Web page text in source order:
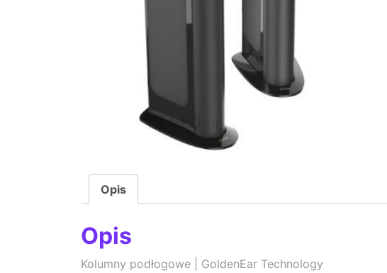
Opis
Opis
Kolumny podłogowe | GoldenEar Technology